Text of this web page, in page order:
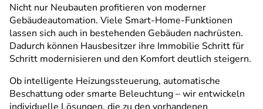
Nicht nur Neubauten profitieren von moderner
Gebäudeautomation. Viele Smart-Home-Funktionen
lassen sich auch in bestehenden Gebäuden nachrüsten.
Dadurch können Hausbesitzer ihre Immobilie Schritt für
Schritt modernisieren und den Komfort deutlich steigern.
Ob intelligente Heizungssteuerung, automatische
Beschattung oder smarte Beleuchtung – wir entwickeln